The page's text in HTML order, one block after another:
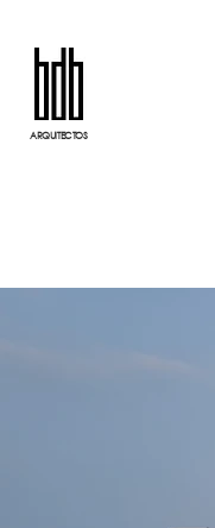
ARQUITECTOS